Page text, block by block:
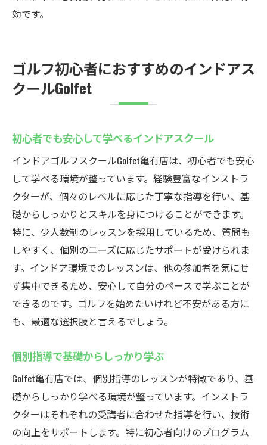
効です。
ゴルフ初心者におすすめのインドアス
クールGolfet
初心者でも安心して学べるインドアスクール
インドアゴルフスクールGolfet亀有店は、初心者でも安心
して学べる環境が整っています。経験豊富なインストラ
クターが、個々のレベルに応じた丁寧な指導を行い、基
礎からしっかりとスキルを身につけることができます。
特に、少人数制のレッスンを採用しているため、質問も
しやすく、個別のニーズに応じたサポートが受けられま
す。インドア環境でのレッスンは、他の参加者を気にせ
ず集中できるため、安心して自分のペースで学ぶことが
できるのです。ゴルフを始めたいけれど不安がある方に
も、最適な選択肢と言えるでしょう。
個別指導で基礎からしっかり学ぶ
Golfet亀有店では、個別指導のレッスンが特徴であり、基
礎からしっかり学べる環境が整っています。インストラ
クターはそれぞれの受講者に合わせた指導を行い、技術
の向上をサポートします。特に初心者向けのプログラム